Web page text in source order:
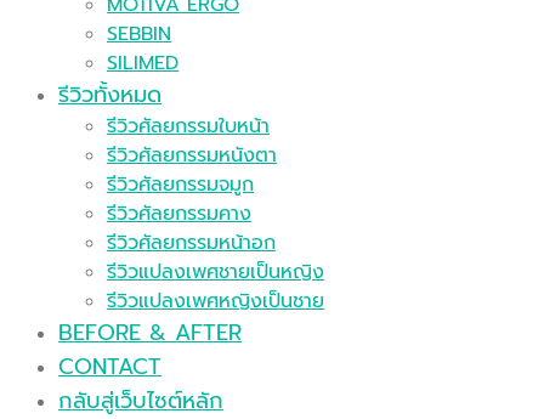
SEBBIN
SILIMED
รีวิวทั้งหมด
รีวิวศัลยกรรมใบหน้า
รีวิวศัลยกรรมหนังตา
รีวิวศัลยกรรมจมูก
รีวิวศัลยกรรมคาง
รีวิวศัลยกรรมหน้าอก
รีวิวแปลงเพศชายเป็นหญิง
รีวิวแปลงเพศหญิงเป็นชาย
BEFORE & AFTER
CONTACT
กลับสู่เว็บไซต์หลัก